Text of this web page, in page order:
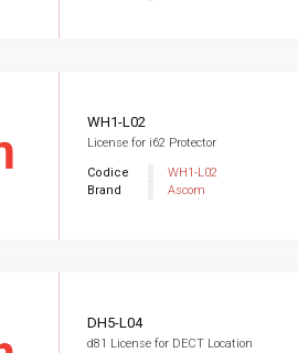
WH1-L02
License for i62 Protector
Codice
WH1-L02
Brand
Ascom
DH5-L04
d81 License for DECT Location